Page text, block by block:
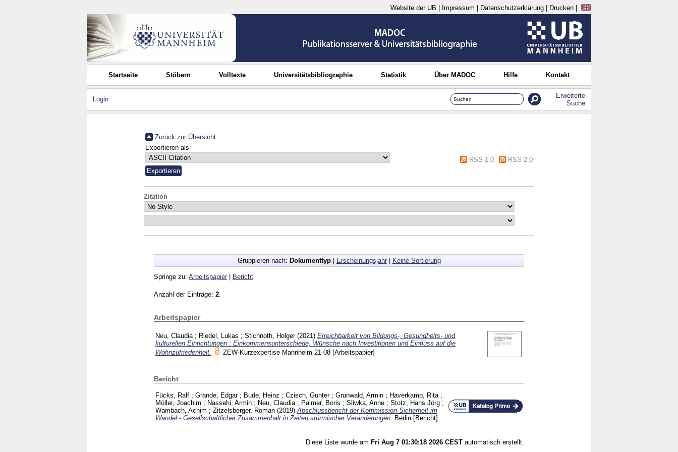
Website der UB Impressum Datenschutzerklärung Drucken
Startseite Stöbern Volltexte Universitätsbibliographie Statistik Über MADOC Hilfe Kontakt
Login
Erweiterte
Suche
Zurück zur Übersicht
Exportieren als
RSS 1.0
RSS 2.0
Zitation
Gruppieren nach: Dokumenttyp| Erscheinungsjahr| Keine Sortierung
Springe zu: Arbeitspapier Bericht
Anzahl der Einträge: 2
Arbeitspapier
Neu, Claudia ; Riedel, Lukas ; Stichnoth, Holger (2021) Erreichbarkeit von Bildungs-, Gesundheits- und
kulturellen Einrichtungen : Einkommensunterschiede, Wünsche nach Investitionen und Einfluss auf die
Wohnzufriedenheit.
ZEW-Kurzexpertise Mannheim 21-08 [Arbeitspapier]
Bericht
Fücks, Ralf ; Grande, Edgar; Bude, Heinz ; Czisch, Gunter; Grunwald, Armin ; Haverkamp, Rita ;
Möller, Joachim ; Nassehi, Armin ; Neu, Claudia ; Palmer, Boris ; Sliwka, Anne ; Stotz, Hans Jörg ;
Wambach, Achim ; Zitzelsberger, Roman (2019) Abschlussbericht der Kommission Sicherheit im
Wandel - Gesellschaftlicher Zusammenhalt in Zeiten stürmischer Veränderungen. Berlin [Bericht]
Diese Liste wurde am Fri Aug 7 01:30:18 2026 CEST automatisch erstellt.